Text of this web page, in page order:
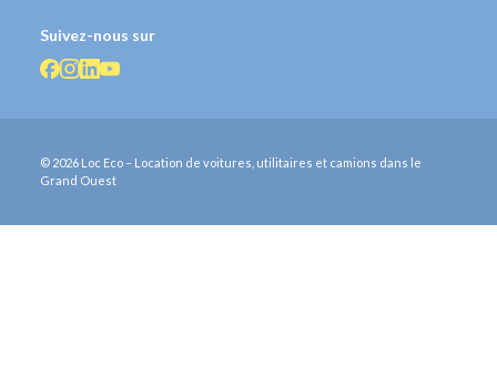
Suivez-nous sur
© 2026 Loc Eco – Location de voitures, utilitaires et camions dans le
Grand Ouest